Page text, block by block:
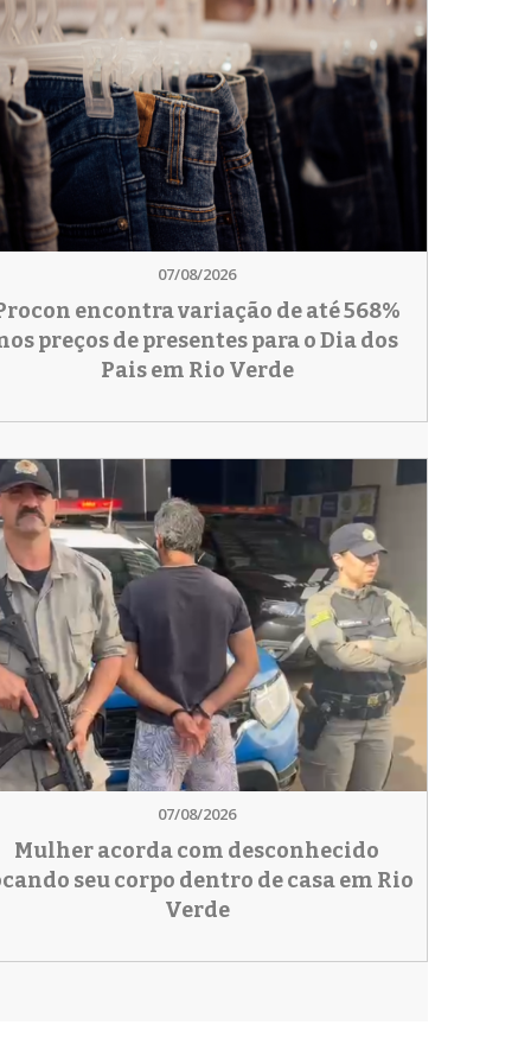
07/08/2026
encontra variação de até 568%
preços de presentes para o Dia dos
Pais em Rio Verde
07/08/2026
Mulher acorda com desconhecido
seu corpo dentro de casa em Rio
Verde